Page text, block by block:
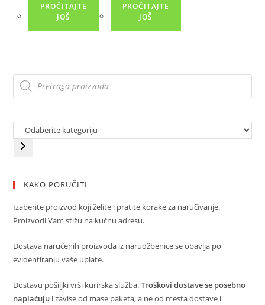
PROČITAJTE
JOŠ
PROČITAJTE
JOŠ
KAKO PORUČITI
Izaberite proizvod koji želite i pratite korake za naručivanje.
Proizvodi Vam stižu na kućnu adresu.
Dostava naručenih proizvoda iz narudžbenice se obavlja po
evidentiranju vaše uplate.
Dostavu pošiljki vrši kurirska služba.Troškovi dostave se posebno
naplaćuju i zavise od mase paketa, a ne od mesta dostave i